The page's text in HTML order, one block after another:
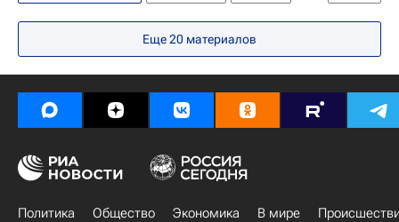
Касым-Жомарт Токаев
ШОС
Еще20 материалов
Политика Общество Экономика В мире